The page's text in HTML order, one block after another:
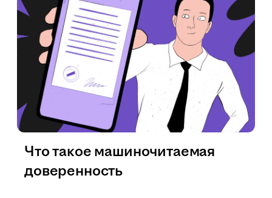
Что такое машиночитаемая
доверенность